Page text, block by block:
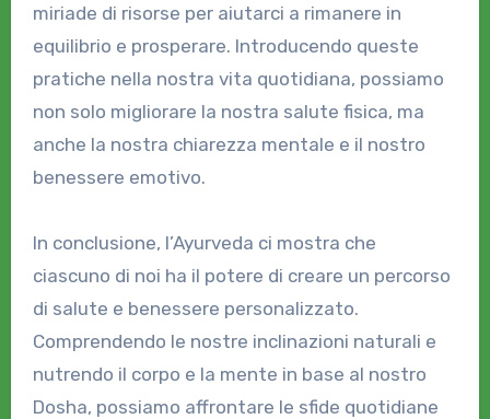
miriade di risorse per aiutarci a rimanere in
equilibrio e prosperare. Introducendo queste
pratiche nella nostra vita quotidiana, possiamo
non solo migliorare la nostra salute fisica, ma
anche la nostra chiarezza mentale e il nostro
benessere emotivo.
In conclusione, l’Ayurveda ci mostra che
ciascuno di noi ha il potere di creare un percorso
di salute e benessere personalizzato.
Comprendendo le nostre inclinazioni naturali e
nutrendo il corpo e la mente in base al nostro
Dosha, possiamo affrontare le sfide quotidiane